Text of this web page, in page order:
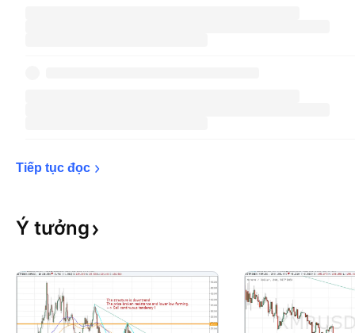
Tiếp tục đọc
Ý tưởng